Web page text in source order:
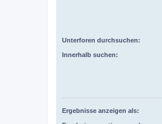
Unterforen durchsuchen:
Innerhalb suchen:
Ergebnisse anzeigen als: